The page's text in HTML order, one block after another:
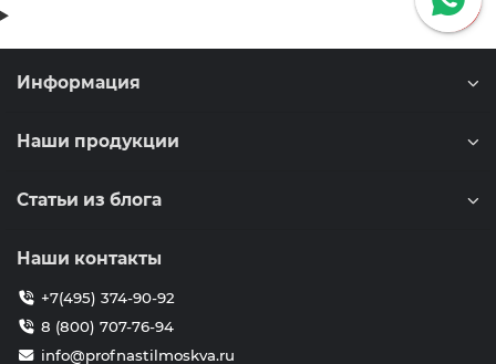
Информация
Наши продукции
Статьи из блога
Наши контакты
+7(495) 374-90-92
8 (800) 707-76-94
info@profnastilmoskva.ru